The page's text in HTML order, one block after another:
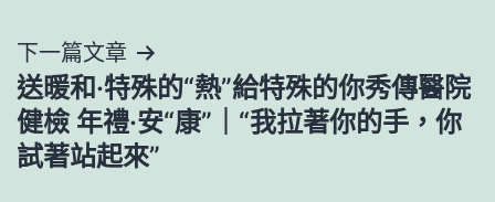
覽
下一篇文章
送暖和·特殊的“熱”給特殊的你秀傳醫院
健檢 年禮·安“康”｜“我拉著你的手，你
試著站起來”